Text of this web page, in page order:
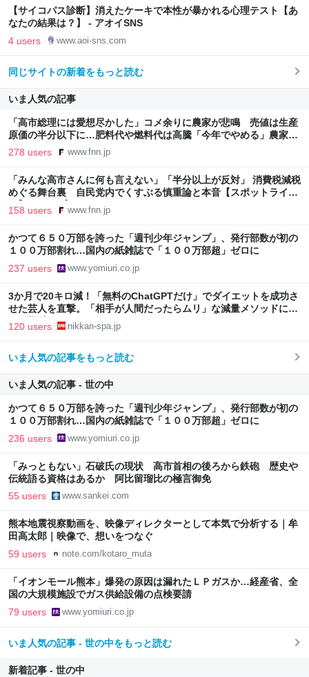
【サイコパス診断】消えたケーキで本性が暴かれる心理テスト【あ
なたの結果は？】 - アオイSNS
4 users www.aoi-sns.com
同じサイトの新着をもっと読む
いま人気の記事
「高市総理には愛想尽かした」コメ余りに農家が悲鳴 売値は生産
原価の半分以下に…肥料代や燃料代は高騰「今年でやめる」農家も
｜FNNプライムオンライン
278 users www.fnn.jp
「みんな高市さんに何も言えない」「半分以上が反対」 消費税減税
めぐる舞台裏 自民党内でくすぶる慎重論と本音【スポットライ
ト】｜FNNプライムオンライン
158 users www.fnn.jp
かつて６５０万部を誇った「週刊少年ジャンプ」、発行部数が初の
１００万部割れ…国内の紙雑誌で「１００万部超」ゼロに
237 users www.yomiuri.co.jp
3か月で20キロ減！「無料のChatGPTだけ」でダイエットを成功さ
せた芸人を直撃。「相手が人間だったらムリ」な減量メソッドに驚
き | 日刊SPA!
120 users nikkan-spa.jp
いま人気の記事をもっと読む
いま人気の記事 - 世の中
かつて６５０万部を誇った「週刊少年ジャンプ」、発行部数が初の
１００万部割れ…国内の紙雑誌で「１００万部超」ゼロに
236 users www.yomiuri.co.jp
「みっともない」石破氏の現状 高市首相の後ろから鉄砲 歴史や
伝統語る資格はあるか 阿比留瑠比の極言御免
55 users www.sankei.com
熊本地震視察動画を、映像ディレクターとして本気で分析する｜牟
田高太郎｜映像で、想いをつなぐ
59 users note.com/kotaro_muta
「イオンモール熊本」爆発の原因は漏れたＬＰガスか…経産省、全
国の大規模施設でガス供給設備の点検要請
79 users www.yomiuri.co.jp
いま人気の記事 - 世の中をもっと読む
新着記事 - 世の中